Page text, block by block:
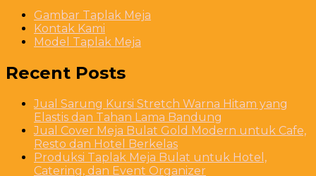
Gambar Taplak Meja
Kontak Kami
Model Taplak Meja
Recent Posts
Jual Sarung Kursi Stretch Warna Hitam yang
Elastis dan Tahan Lama Bandung
Jual Cover Meja Bulat Gold Modern untuk Cafe,
Resto dan Hotel Berkelas
Produksi Taplak Meja Bulat untuk Hotel,
Catering, dan Event Organizer